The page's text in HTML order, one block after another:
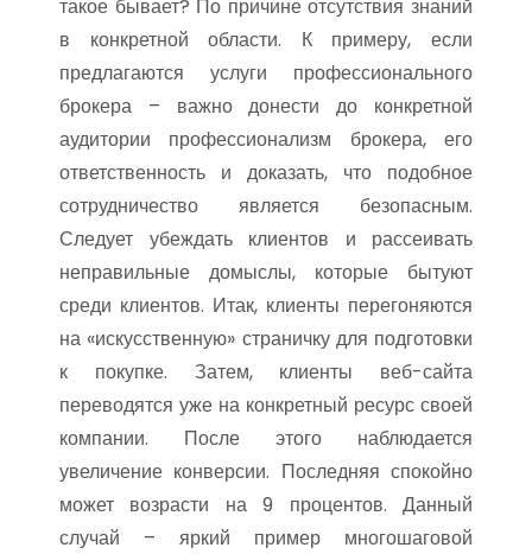
такое бывает? По причине отсутствия знаний
в конкретной области. К примеру, если
предлагаются услуги профессионального
брокера – важно донести до конкретной
аудитории профессионализм брокера, его
ответственность и доказать, что подобное
сотрудничество является безопасным.
Следует убеждать клиентов и рассеивать
неправильные домыслы, которые бытуют
среди клиентов. Итак, клиенты перегоняются
на «искусственную» страничку для подготовки
к покупке. Затем, клиенты веб-сайта
переводятся уже на конкретный ресурс своей
компании. После этого наблюдается
увеличение конверсии. Последняя спокойно
может возрасти на 9 процентов. Данный
случай – яркий пример многошаговой